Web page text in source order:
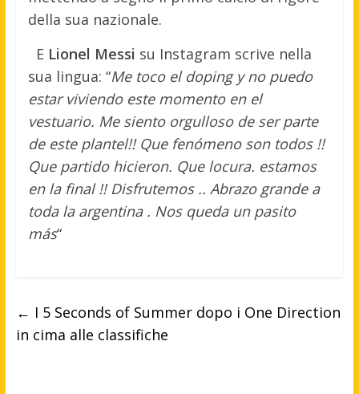
della sua nazionale.
E Lionel Messi su Instagram scrive nella
sua lingua: “Me toco el doping y no puedo
estar viviendo este momento en el
vestuario. Me siento orgulloso de ser parte
de este plantel!! Que fenómeno son todos !!
Que partido hicieron. Que locura. estamos
en la final !! Disfrutemos .. Abrazo grande a
toda la argentina . Nos queda un pasito
más“
← I 5 Seconds of Summer dopo i One Direction
in cima alle classifiche